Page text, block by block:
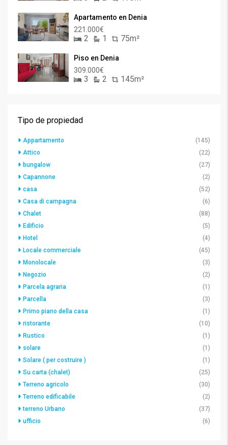
Apartamento en Denia
221.000€
2 1 75m²
Piso en Denia
309.000€
3 2 145m²
Tipo de propiedad
Appartamento
(145)
Attico
(22)
bungalow
(27)
Capannone
(2)
casa
(52)
Casa di campagna
(6)
Chalet
(88)
Edificio
(5)
Hotel
(4)
Locale commerciale
(45)
Monolocale
(3)
Negozio
(2)
Parcela agraria
(1)
Parcella
(3)
Primo piano della casa
(1)
ristorante
(10)
Rustico
(1)
solare
(1)
Solare ( per costruire )
(1)
Su carta (chalet)
(25)
Terreno agricolo
(30)
Terreno edificabile
(2)
terreno Urbano
(37)
ufficio
(6)